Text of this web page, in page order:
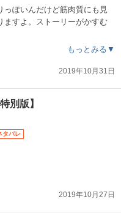
っぽいんだけど筋肉質にも見
ますよ。ストーリーがかすむ
もっとみる▼
2019年10月31日
別版】
タバレ
2019年10月27日